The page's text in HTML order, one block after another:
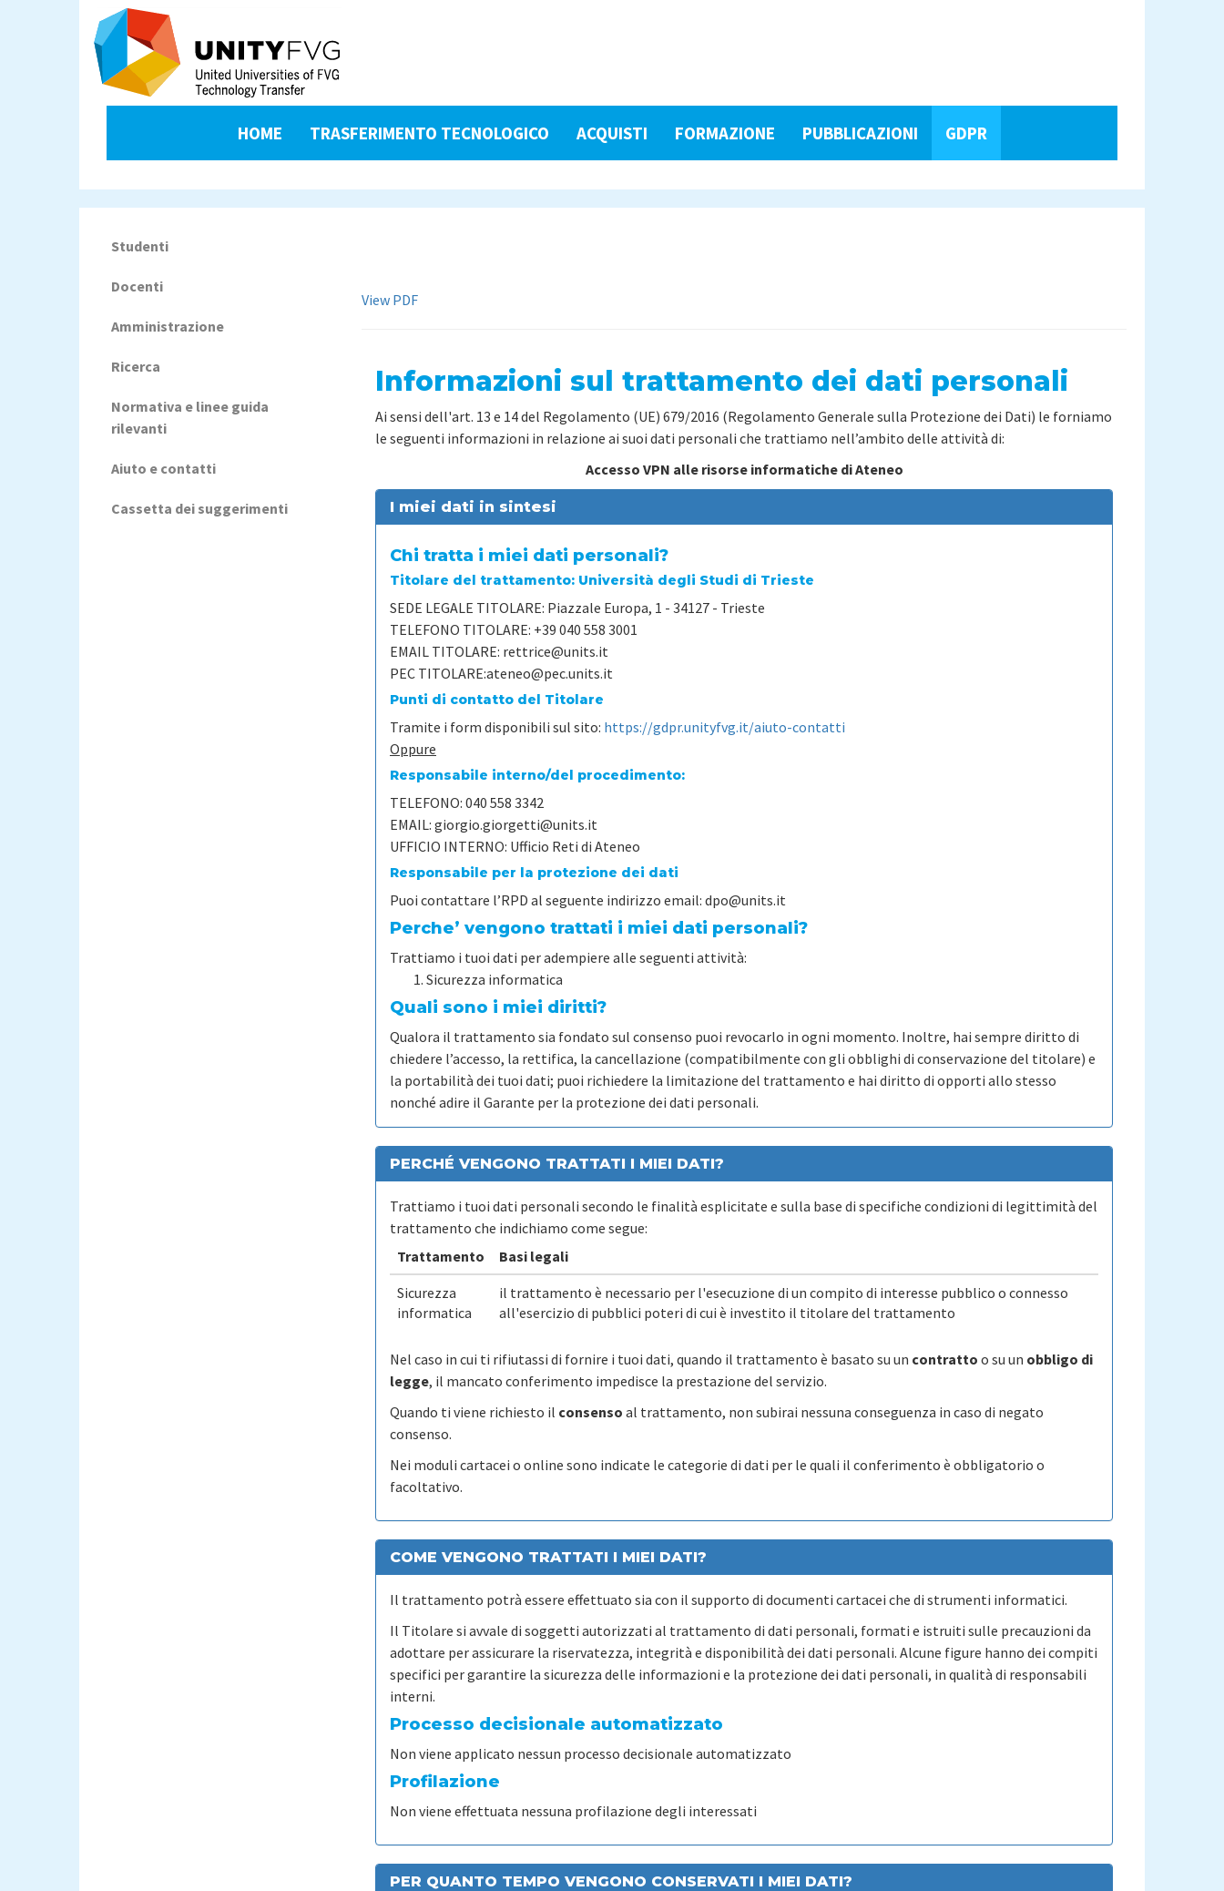
unityfvg-
gdpr
menu
HOME TRASFERIMENTO TECNOLOGICO ACQUISTI FORMAZIONE PUBBLICAZIONI GDPR
Navigazione
principale
Studenti
Docenti
Amministrazione
Ricerca
Normativa e linee guida
rilevanti
Aiuto e contatti
Cassetta dei suggerimenti
View PDF
Informazioni sul trattamento dei dati personali
Ai sensi dell'art. 13 e 14 del Regolamento (UE) 679/2016 (Regolamento Generale sulla Protezione dei Dati) le forniamo
le seguenti informazioni in relazione ai suoi dati personali che trattiamo nell’ambito delle attività di:
Accesso VPN alle risorse informatiche di Ateneo
I miei dati in sintesi
Chi tratta i miei dati personali?
Titolare del trattamento: Università degli Studi di Trieste
SEDE LEGALE TITOLARE: Piazzale Europa, 1 - 34127 - Trieste
TELEFONO TITOLARE: +39 040 558 3001
EMAIL TITOLARE: rettrice@units.it
PEC TITOLARE:ateneo@pec.units.it
Punti di contatto del Titolare
Tramite i form disponibili sul sito: https://gdpr.unityfvg.it/aiuto-contatti
Oppure
Responsabile interno/del procedimento:
TELEFONO: 040 558 3342
EMAIL: giorgio.giorgetti@units.it
UFFICIO INTERNO: Ufficio Reti di Ateneo
Responsabile per la protezione dei dati
Puoi contattare l’RPD al seguente indirizzo email: dpo@units.it
Perche’ vengono trattati i miei dati personali?
Trattiamo i tuoi dati per adempiere alle seguenti attività:
Sicurezza informatica
Quali sono i miei diritti?
Qualora il trattamento sia fondato sul consenso puoi revocarlo in ogni momento. Inoltre, hai sempre diritto di
chiedere l’accesso, la rettifica, la cancellazione (compatibilmente con gli obblighi di conservazione del titolare) e
la portabilità dei tuoi dati; puoi richiedere la limitazione del trattamento e hai diritto di opporti allo stesso
nonché adire il Garante per la protezione dei dati personali.
PERCHÉ VENGONO TRATTATI I MIEI DATI?
Trattiamo i tuoi dati personali secondo le finalità esplicitate e sulla base di specifiche condizioni di legittimità del
trattamento che indichiamo come segue:
Trattamento
Basi legali
Sicurezza
informatica
il trattamento è necessario per l'esecuzione di un compito di interesse pubblico o connesso
all'esercizio di pubblici poteri di cui è investito il titolare del trattamento
Nel caso in cui ti rifiutassi di fornire i tuoi dati, quando il trattamento è basato su un contratto o su un obbligo di
legge, il mancato conferimento impedisce la prestazione del servizio.
Quando ti viene richiesto il consenso al trattamento, non subirai nessuna conseguenza in caso di negato
consenso.
Nei moduli cartacei o online sono indicate le categorie di dati per le quali il conferimento è obbligatorio o
facoltativo.
COME VENGONO TRATTATI I MIEI DATI?
Il trattamento potrà essere effettuato sia con il supporto di documenti cartacei che di strumenti informatici.
Il Titolare si avvale di soggetti autorizzati al trattamento di dati personali, formati e istruiti sulle precauzioni da
adottare per assicurare la riservatezza, integrità e disponibilità dei dati personali. Alcune figure hanno dei compiti
specifici per garantire la sicurezza delle informazioni e la protezione dei dati personali, in qualità di responsabili
interni.
Processo decisionale automatizzato
Non viene applicato nessun processo decisionale automatizzato
Profilazione
Non viene effettuata nessuna profilazione degli interessati
PER QUANTO TEMPO VENGONO CONSERVATI I MIEI DATI?